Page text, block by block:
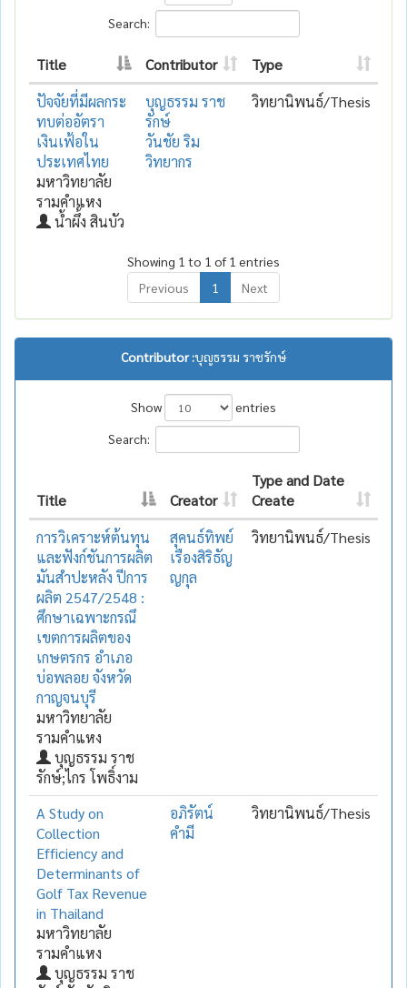
Search:
Title Contributor
Type
ปัจจัยที่มีผลกระ
ทบต่ออัตรา
เงินเฟ้อใน
ประเทศไทย
มหาวิทยาลัย
รามคำแหง
น้ำผึ้ง สินบัว
บุญธรรม ราช
รักษ์
วันชัย ริม
วิทยากร
วิทยานิพนธ์/Thesis
Showing 1 to 1 of 1 entries
Previous
1 Next
Contributor :บุญธรรม ราชรักษ์
Show
entries
Search:
Title Creator
Type and Date
Create
การวิเคราะห์ต้นทุน
และฟังก์ชันการผลิต
มันสำปะหลัง ปีการ
ผลิต 2547/2548 :
ศึกษาเฉพาะกรณึ
เขตการผลิตของ
เกษตรกร อำเภอ
บ่อพลอย จังหวัด
กาญจนบุรี
มหาวิทยาลัย
รามคำแหง
บุญธรรม ราช
รักษ์;ไกร โพธิ์งาม
สุคนธ์ทิพย์
เรืองสิริธัญ
ญกุล
วิทยานิพนธ์/Thesis
A Study on
Collection
Efficiency and
Determinants of
Golf Tax Revenue
in Thailand
มหาวิทยาลัย
รามคำแหง
บุญธรรม ราช
อภิรัตน์
คำมี
วิทยานิพนธ์/Thesis